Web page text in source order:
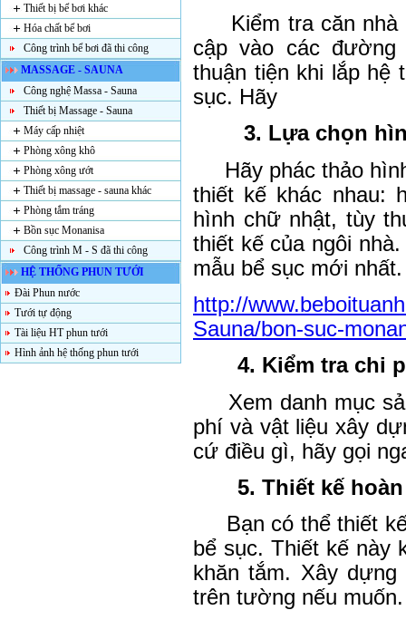
Thiết bị bể bơi khác
Hóa chất bể bơi
Công trình bể bơi đã thi công
MASSAGE - SAUNA
Công nghệ Massa - Sauna
Thiết bị Massage - Sauna
Máy cấp nhiệt
Phòng xông khô
Phòng xông ướt
Thiết bị massage - sauna khác
Phòng tắm tráng
Bồn sục Monanisa
Công trình M - S đã thi công
HỆ THỐNG PHUN TƯỚI
Đài Phun nước
Tưới tự động
Tài liệu HT phun tưới
Hình ảnh hệ thống phun tưới
Kiểm tra căn
cập vào các
thuận tiện khi lắp hệ
sục. Hãy
3. Lựa chọn
Hãy phác thảo
thiết kế khác nhau:
hình chữ nhật, tùy
thiết kế của ngôi nhà.
mẫu bể sục mới nhất.
http://
Sauna/bon-suc-
4. Kiểm tra chi
Xem danh mục
phí và vật liệu xây
cứ điều gì, hãy gọi
5. Thiết kế
Bạn có thể thiết
bể sục. Thiết kế này
khăn tắm. Xây
trên tường nếu muốn.